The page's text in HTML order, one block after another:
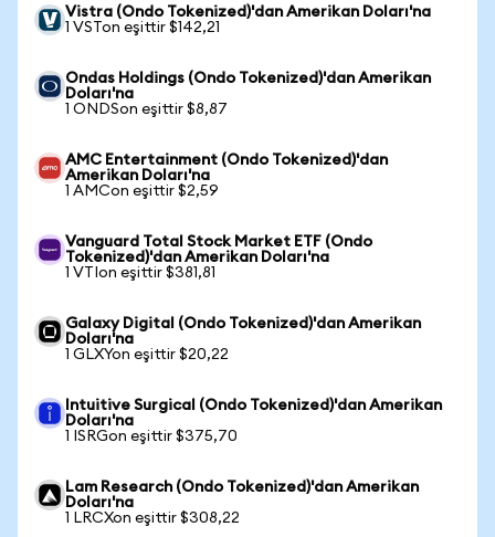
Vistra (Ondo Tokenized)'dan Amerikan Doları'na
1 VSTon eşittir $142,21
Ondas Holdings (Ondo Tokenized)'dan Amerikan
Doları'na
1 ONDSon eşittir $8,87
AMC Entertainment (Ondo Tokenized)'dan
Amerikan Doları'na
1 AMCon eşittir $2,59
Vanguard Total Stock Market ETF (Ondo
Tokenized)'dan Amerikan Doları'na
1 VTIon eşittir $381,81
Galaxy Digital (Ondo Tokenized)'dan Amerikan
Doları'na
1 GLXYon eşittir $20,22
Intuitive Surgical (Ondo Tokenized)'dan Amerikan
Doları'na
1 ISRGon eşittir $375,70
Lam Research (Ondo Tokenized)'dan Amerikan
Doları'na
1 LRCXon eşittir $308,22